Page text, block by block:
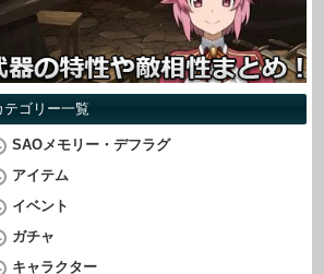
テゴリー一覧
SAOメモリー・デフラグ
アイテム
イベント
ガチャ
キャラクター